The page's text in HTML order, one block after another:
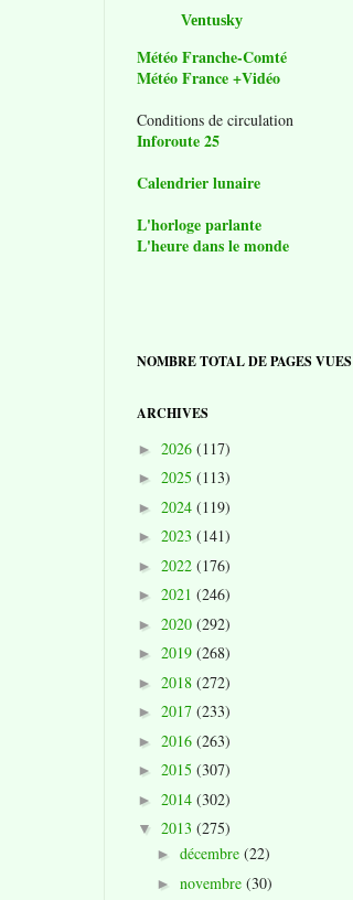
Ventusky
Météo Franche-Comté
Météo France +Vidéo
Conditions de circulation
Inforoute 25
Calendrier lunaire
L'horloge parlante
L'heure dans le monde
NOMBRE TOTAL DE PAGES VUES
ARCHIVES
► 2026 (117)
► 2025 (113)
► 2024 (119)
► 2023 (141)
► 2022 (176)
► 2021 (246)
► 2020 (292)
► 2019 (268)
► 2018 (272)
► 2017 (233)
► 2016 (263)
► 2015 (307)
► 2014 (302)
▼ 2013 (275)
► décembre (22)
► novembre (30)